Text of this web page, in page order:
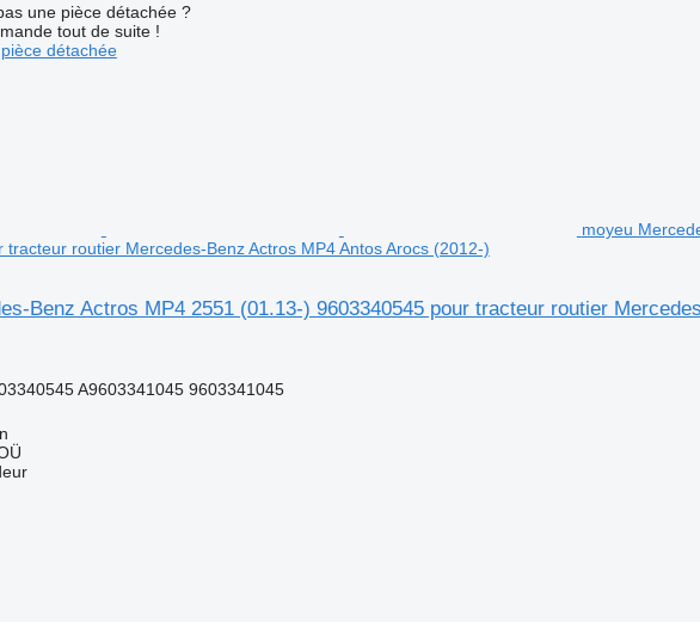
une pièce détachée ?
tout de suite !
détachée
moyeu
tracteur routier Mercedes-Benz Actros MP4 Antos Arocs (2012-)
Benz Actros MP4 2551 (01.13-) 9603340545 pour tracteur routier
A9603341045 9603341045